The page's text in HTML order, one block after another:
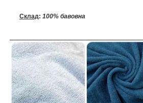
Склад: 100% бавовна